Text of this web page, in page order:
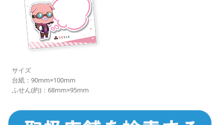
サイズ
台紙：90mm×100mm
ふせん(約)：68mm×95mm